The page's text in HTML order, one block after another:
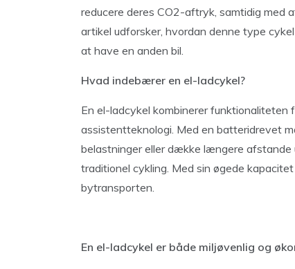
reducere deres CO2-aftryk, samtidig med
artikel udforsker, hvordan denne type
at have en anden bil.
Hvad indebærer en el-ladcykel?
En el-ladcykel kombinerer funktionaliteten
assistentteknologi. Med en batteridrevet
belastninger eller dække længere afstande
traditionel cykling. Med sin øgede
bytransporten.
En el-ladcykel er både miljøvenlig og